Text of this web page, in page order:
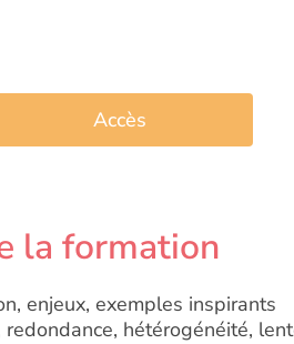
Accès
la formation
enjeux, exemples inspirants
hétérogénéité,